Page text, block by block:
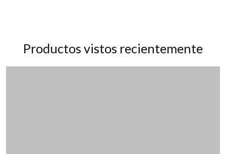
Productos vistos recientemente